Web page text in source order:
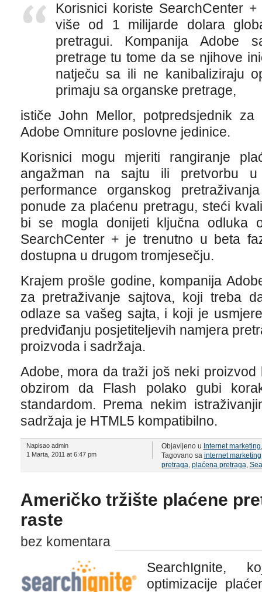
Korisnici koriste SearchCenter
više od 1 milijarde dolara
pretragui. Kompanija Adobe
pretrage tu tome da se njihove
natječu sa ili ne kanibaliziraju
primaju sa organske pretrage,
ističe John Mellor, potpredsjednik
Adobe Omniture poslovne jedinice.
Korisnici mogu mjeriti rangiranje
angažman na sajtu ili pretvorbu u
performance organskog
ponude za plaćenu pretragu, steći
bi se mogla donijeti ključna odluka
SearchCenter + je trenutno u beta
dostupna u drugom tromjesečju.
Krajem prošle godine, kompanija
za pretraživanje sajtova, koji treba
odlaze sa vašeg sajta, i koji je
predviđanju posjetiteljevih namjera
proizvoda i sadržaja.
Adobe, mora da traži još neki
obzirom da Flash polako gubi
standardom. Prema nekim
sadržaja je HTML5 kompatibilno.
Napisao admin
1 Marta, 2011 at 6:47 pm
Objavljeno u Internet marketing,
Tagovano sa internet marketing
pretraga, plaćena pretraga,
Američko tržište plaćene
raste
bez komentara
SearchIgnite,
optimizacije